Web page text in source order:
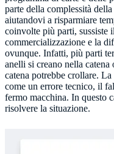
parte della complessità
aiutandovi a risparmiare
coinvolte più parti, sussiste
commercializzazione e la
ovunque. Infatti, più parti
anelli si creano nella
catena potrebbe crollare.
come un errore tecnico, il
fermo macchina. In questo
risolvere la situazione.